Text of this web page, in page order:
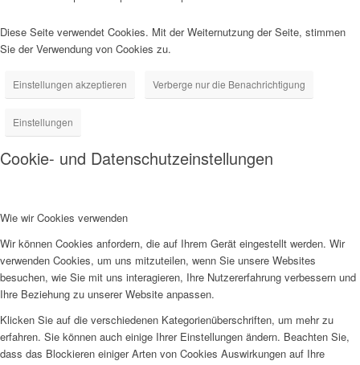
Diese Seite verwendet Cookies. Mit der Weiternutzung der Seite, stimmen
Sie der Verwendung von Cookies zu.
Einstellungen akzeptieren Verberge nur die Benachrichtigung
Einstellungen
Cookie- und Datenschutzeinstellungen
Wie wir Cookies verwenden
Wir können Cookies anfordern, die auf Ihrem Gerät eingestellt werden. Wir
verwenden Cookies, um uns mitzuteilen, wenn Sie unsere Websites
besuchen, wie Sie mit uns interagieren, Ihre Nutzererfahrung verbessern und
Ihre Beziehung zu unserer Website anpassen.
Klicken Sie auf die verschiedenen Kategorienüberschriften, um mehr zu
erfahren. Sie können auch einige Ihrer Einstellungen ändern. Beachten Sie,
dass das Blockieren einiger Arten von Cookies Auswirkungen auf Ihre